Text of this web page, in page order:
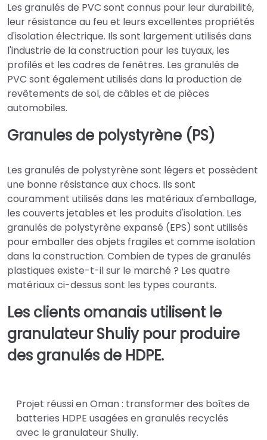
Les granulés de PVC sont connus pour leur durabilité,
leur résistance au feu et leurs excellentes propriétés
d'isolation électrique. Ils sont largement utilisés dans
l'industrie de la construction pour les tuyaux, les
profilés et les cadres de fenêtres. Les granulés de
PVC sont également utilisés dans la production de
revêtements de sol, de câbles et de pièces
automobiles.
Granules de polystyrène (PS)
Les granulés de polystyrène sont légers et possèdent
une bonne résistance aux chocs. Ils sont
couramment utilisés dans les matériaux d'emballage,
les couverts jetables et les produits d'isolation. Les
granulés de polystyrène expansé (EPS) sont utilisés
pour emballer des objets fragiles et comme isolation
dans la construction. Combien de types de granulés
plastiques existe-t-il sur le marché ? Les quatre
matériaux ci-dessus sont les types courants.
Les clients omanais utilisent le
granulateur Shuliy pour produire
des granulés de HDPE.
Projet réussi en Oman : transformer des boîtes de
batteries HDPE usagées en granulés recyclés
avec le granulateur Shuliy.